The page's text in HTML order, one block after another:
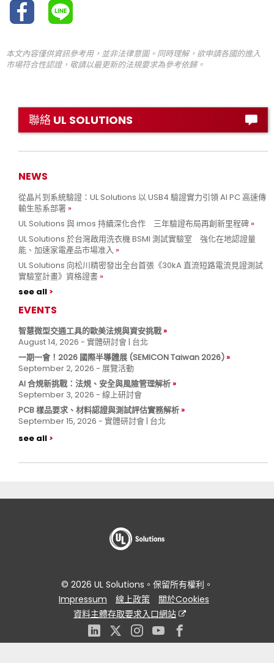
本文內容僅供資訊參考用，並非法律意圖。同時理解，欲申請各國的進入
市場符合性認證，敬請以最更新的法規要求為參考依歸。
聯絡 UL SOLUTIONS
NEWS
從晶片到系統驗證：UL Solutions 以 USB4 驗證實力引領 AI PC 高速傳
輸生態系部署
UL Solutions 與 imos 持續深化合作 三年驗證布局再創新里程碑
UL Solutions 於台灣啟用洗衣機 BSMI 測試實驗室 強化在地認證量
能、加速家電產品市場准入
UL Solutions 向松川精密發出全台首張《30kA 直流短路電流見證測試
實驗室計畫》資格證書
see all
EVENTS
智慧微型交通工具的歐美法規與資安挑戰
August 14, 2026 - 實體研討會 | 台北
一期一會！2026 國際半導體展 (SEMICON Taiwan 2026)
September 2, 2026 - 展覽活動
AI 合規新挑戰：法規、安全與風險管理解析
September 3, 2026 - 線上研討會
PCB 樣品要求、材料認證與測試評估實務解析
September 15, 2026 - 實體研討會 | 台北
see all
© 2026 UL Solutions。保留所有權利。
Impressum
線上政策
關於Cookies
資料主體存取要求入口網站